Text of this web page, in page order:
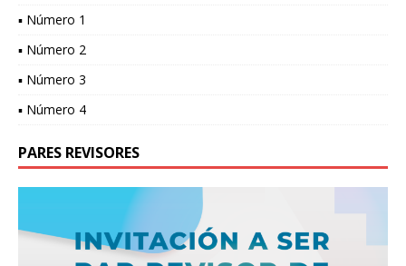
▪ Número 1
▪ Número 2
▪ Número 3
▪ Número 4
PARES REVISORES